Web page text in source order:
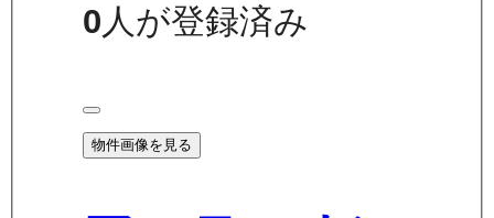
0 人が登録済み
物件画像を見る